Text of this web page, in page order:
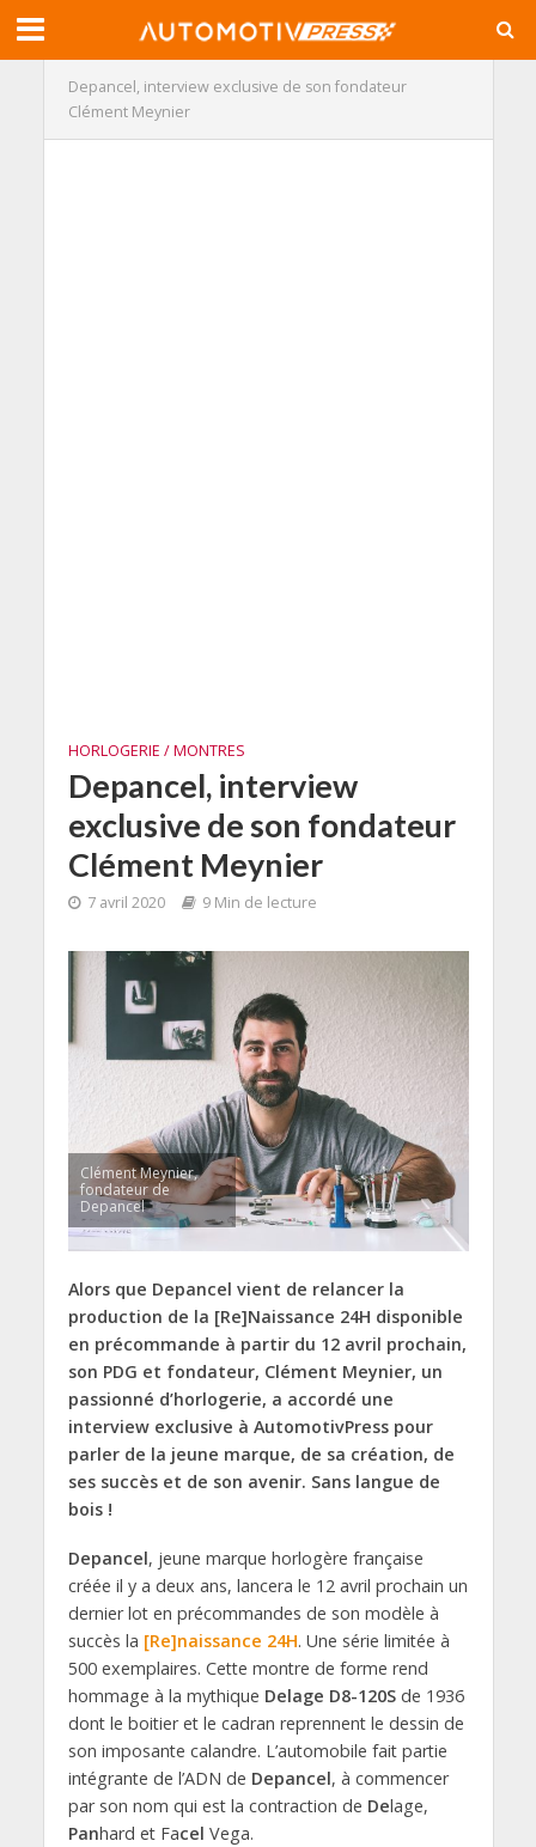
Depancel, interview exclusive de son fondateur
Clément Meynier
HORLOGERIE / MONTRES
Depancel, interview
exclusive de son fondateur
Clément Meynier
7 avril 2020 9 Min de lecture
Clément Meynier,
fondateur de
Depancel
Alors que Depancel vient de relancer la
production de la [Re]Naissance 24H disponible
en précommande à partir du 12 avril prochain,
son PDG et fondateur, Clément Meynier, un
passionné d’horlogerie, a accordé une
interview exclusive à AutomotivPress pour
parler de la jeune marque, de sa création, de
ses succès et de son avenir. Sans langue de
bois !
Depancel, jeune marque horlogère française
créée il y a deux ans, lancera le 12 avril prochain un
dernier lot en précommandes de son modèle à
succès la [Re]naissance 24H. Une série limitée à
500 exemplaires. Cette montre de forme rend
hommage à la mythique Delage D8-120Sde 1936
dont le boitier et le cadran reprennent le dessin de
son imposante calandre. L’automobile fait partie
intégrante de l’ADN de Depancel, à commencer
par son nom qui est la contraction de Delage,
Panhard et Facel Vega.